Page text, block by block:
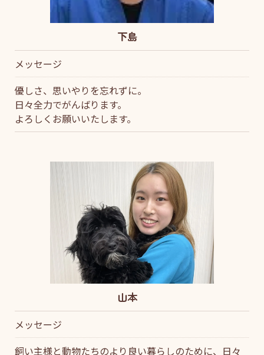
下島
メッセージ
優しさ、思いやりを忘れずに。
日々全力でがんばります。
よろしくお願いいたします。
山本
メッセージ
飼い主様と動物たちのより良い暮らしのために、日々